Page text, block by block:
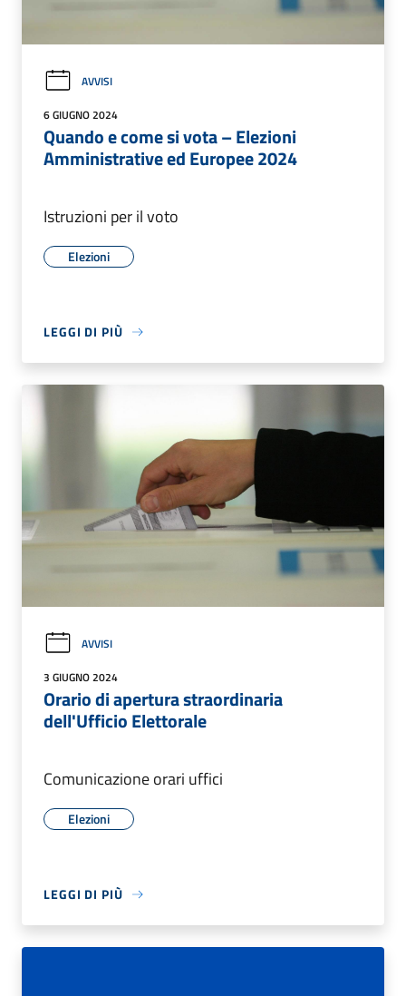
AVVISI
6 GIUGNO 2024
Quando e come si vota – Elezioni
Amministrative ed Europee 2024
Istruzioni per il voto
Elezioni
LEGGI DI PIÙ
AVVISI
3 GIUGNO 2024
Orario di apertura straordinaria
dell'Ufficio Elettorale
Comunicazione orari uffici
Elezioni
LEGGI DI PIÙ